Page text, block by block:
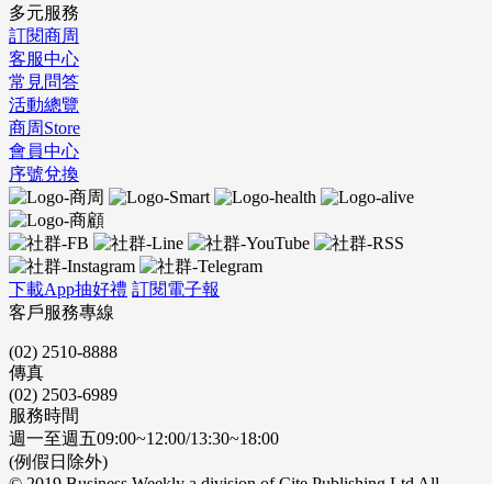
多元服務
訂閱商周
客服中心
常見問答
活動總覽
商周Store
會員中心
序號兌換
下載App抽好禮 訂閱電子報
客戶服務專線
(02) 2510-8888
傳真
(02) 2503-6989
服務時間
週一至週五09:00~12:00/13:30~18:00
(例假日除外)